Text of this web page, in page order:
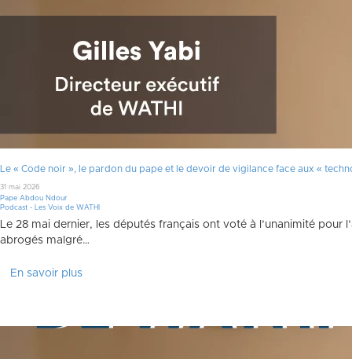
WEBINAIRES
Le « Code noir », le pardon du pape et le devoir de vigilance face aux «
31 mai 2026
Pape Abdou Ndour
Podcast - Les Voix de WATHI
Le 28 mai dernier, les députés français ont voté à l’unanimité
abrogés malgré…
En savoir plus